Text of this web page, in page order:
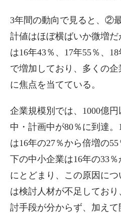
3年間の動向で見ると、②
計値はほぼ横ばいか微増
は16年43％、17年55％、
で増加しており、多くの
に焦点を当てている。
企業規模別では、1000億
中・計画中が80％に到達
は16年の27％から倍増の
下の中小企業は16年の33
にとどまり、この原因に
は検討人材が不足してお
討手段が分からず、加え